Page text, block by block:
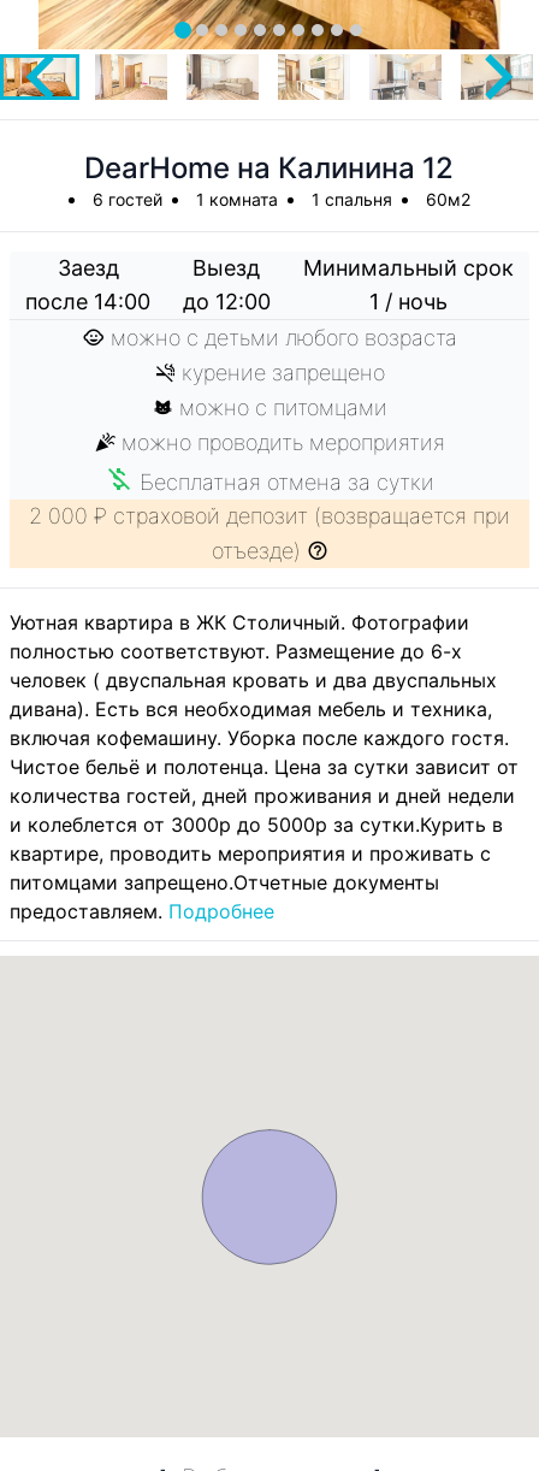
DearHome на Калинина 12
6 гостей 1 комната 1 спальня 60м2
Заезд
после 14:00
Выезд
до 12:00
Минимальный срок
1 / ночь
можно с детьми любого возраста
курение запрещено
можно с питомцами
можно проводить мероприятия
Бесплатная отмена за сутки
2 000 ₽ страховой депозит (возвращается при
отъезде)
Уютная квартира в ЖК Столичный. Фотографии
полностью соответствуют. Размещение до 6-х
человек ( двуспальная кровать и два двуспальных
дивана). Есть вся необходимая мебель и техника,
включая кофемашину. Уборка после каждого гостя.
Чистое бельё и полотенца. Цена за сутки зависит от
количества гостей, дней проживания и дней недели
и колеблется от 3000р до 5000р за сутки.Курить в
квартире, проводить мероприятия и проживать с
питомцами запрещено.Отчетные документы
предоставляем. Подробнее